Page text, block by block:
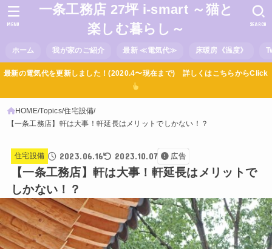
一条工務店 27坪 i-smart ～猫と
楽しむ暮らし～
ホーム 我が家のご紹介 最新 ≪電気代≫ 床暖房《温度》
SEARCH
MENU
最新の電気代を更新しました！(2020.4〜現在まで) 詳しくはこちらからClick
HOME Topics 住宅設備
【一条工務店】軒は大事！軒延長はメリットでしかない！？
住宅設備 2023.06.16 2023.10.07 広告
【一条工務店】軒は大事！軒延長はメリットで
しかない！？